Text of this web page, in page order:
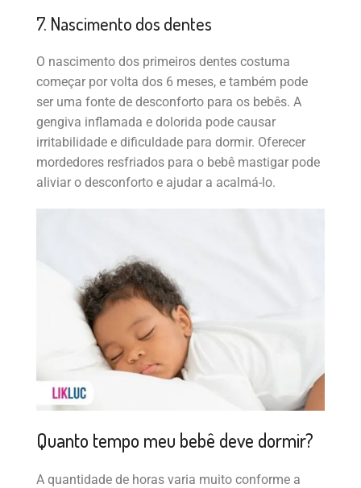
7. Nascimento dos dentes
O nascimento dos primeiros dentes costuma
começar por volta dos 6 meses, e também pode
ser uma fonte de desconforto para os bebês. A
gengiva inflamada e dolorida pode causar
irritabilidade e dificuldade para dormir. Oferecer
mordedores resfriados para o bebê mastigar pode
aliviar o desconforto e ajudar a acalmá-lo.
Quanto tempo meu bebê deve dormir?
A quantidade de horas varia muito conforme a